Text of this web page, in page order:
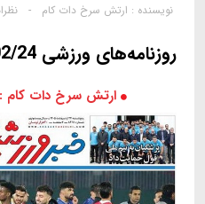
نویسنده : ارتش سرخ دات کام -
روزنامه‌های ورزشی 1405/02/24
ارتش سرخ دات کام :